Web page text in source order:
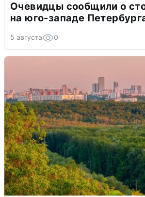
Очевидцы сообщили о
на юго-западе
5 августа 0